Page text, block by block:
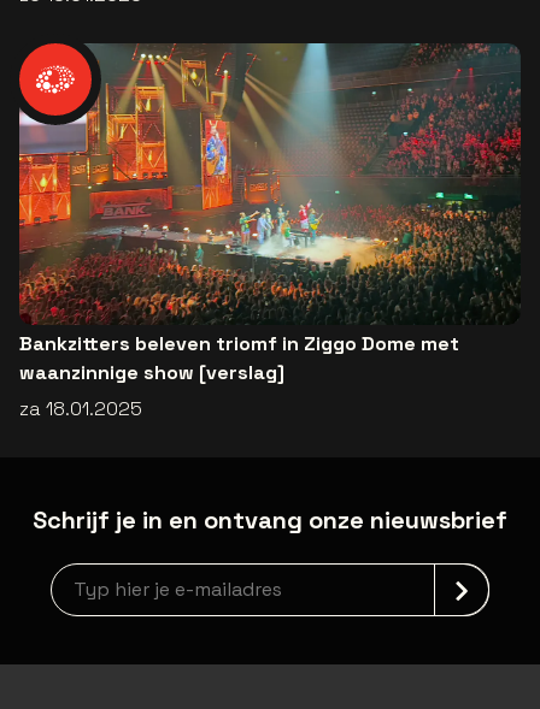
Bankzitters beleven triomf in Ziggo Dome met
waanzinnige show [verslag]
za 18.01.2025
Schrijf je in en ontvang onze nieuwsbrief
Nieuwsbrief aanmelding